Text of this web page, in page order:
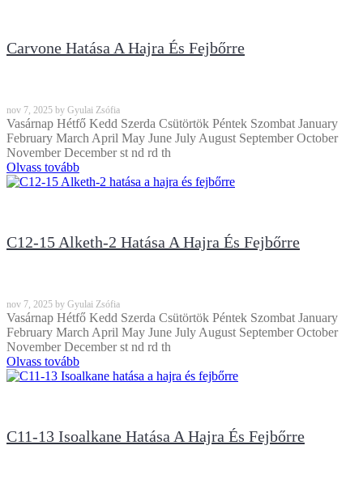
Carvone Hatása A Hajra És Fejbőrre
nov 7, 2025 by Gyulai Zsófia
Vasárnap Hétfő Kedd Szerda Csütörtök Péntek Szombat January
February March April May June July August September October
November December st nd rd th
Olvass tovább
C12-15 Alketh-2 Hatása A Hajra És Fejbőrre
nov 7, 2025 by Gyulai Zsófia
Vasárnap Hétfő Kedd Szerda Csütörtök Péntek Szombat January
February March April May June July August September October
November December st nd rd th
Olvass tovább
C11-13 Isoalkane Hatása A Hajra És Fejbőrre